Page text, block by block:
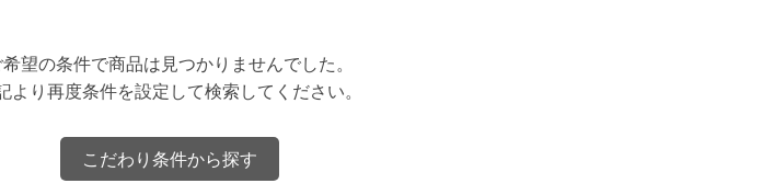
希望の条件で商品は見つかりませんでした。
より再度条件を設定して検索してください。
こだわり条件から探す